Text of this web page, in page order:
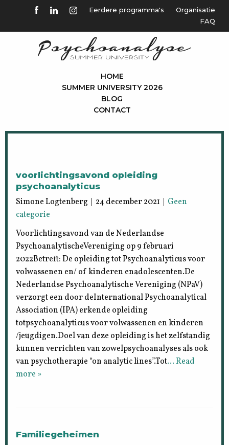
Eerdere programma's
Organisatie
FAQ
HOME
SUMMER UNIVERSITY 2026
BLOG
CONTACT
voorlichtingsavond opleiding
psychoanalyticus
Simone Logtenberg | 24 december 2021 | Geen
categorie
Voorlichtingsavond van de Nederlandse
PsychoanalytischeVereniging op 9 februari
2022Betreft: De opleiding tot Psychoanalyticus voor
volwassenen en/ of kinderen enadolescenten.De
Nederlandse Psychoanalytische Vereniging (NPaV)
verzorgt een door deInternational Psychoanalytical
Association (IPA) erkende opleiding
totpsychoanalyticus voor volwassenen en kinderen
/jeugdigen.Doel van deze opleiding is het zelfstandig
kunnen verrichten van zowelpsychoanalyses als ook
van psychotherapie “on analytic lines”.Tot… Read
more »
Familiegeheimen